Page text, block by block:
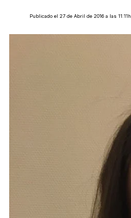
Publicado el 27 de Abril de 2016 a las 11:11h